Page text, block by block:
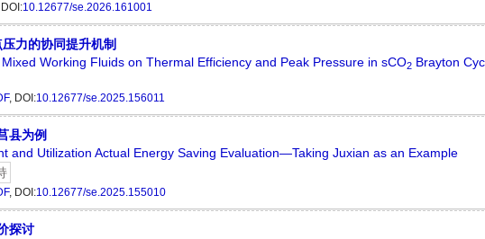
10.12677/se.2026.161001
力的协同提升机制
Working Fluids on Thermal Efficiency and Peak Pressure in sCO2 Brayton
, DOI:10.12677/se.2025.156011
县为例
and Utilization Actual Energy Saving Evaluation—Taking Juxian as an Example
, DOI:10.12677/se.2025.155010
探讨